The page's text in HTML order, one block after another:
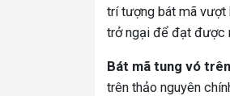
trí tượng bát mã vượt
trở ngại để đạt được
Bát mã tung vó
trên thảo nguyên